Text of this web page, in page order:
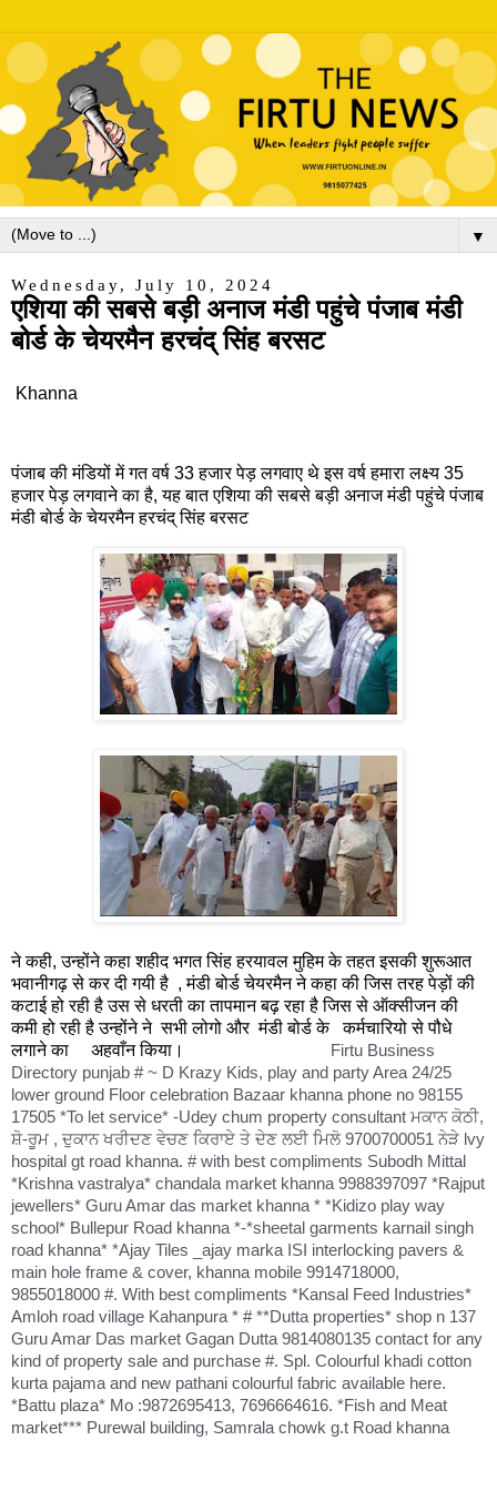
▼
Wednesday, July 10, 2024
एशिया की सबसे बड़ी अनाज मंडी पहुंचे पंजाब मंडी
बोर्ड के चेयरमैन हरचंद् सिंह बरसट
Khanna
पंजाब की मंडियों में गत वर्ष 33 हजार पेड़ लगवाए थे इस वर्ष हमारा लक्ष्य 35
हजार पेड़ लगवाने का है, यह बात एशिया की सबसे बड़ी अनाज मंडी पहुंचे पंजाब
मंडी बोर्ड के चेयरमैन हरचंद् सिंह बरसट
ने कही, उन्होंने कहा शहीद भगत सिंह हरयावल मुहिम के तहत इसकी शुरूआत
भवानीगढ़ से कर दी गयी है , मंडी बोर्ड चेयरमैन ने कहा की जिस तरह पेड़ों की
कटाई हो रही है उस से धरती का तापमान बढ़ रहा है जिस से ऑक्सीजन की
कमी हो रही है उन्होंने ने सभी लोगो और मंडी बोर्ड के कर्मचारियो से पौधे
लगाने का अहवाँन किया। Firtu Business
Directory punjab # ~ D Krazy Kids, play and party Area 24/25
lower ground Floor celebration Bazaar khanna phone no 98155
17505 *To let service* -Udey chum property consultant ਮਕਾਨ ਕੋਠੀ,
ਸ਼ੋ-ਰੂਮ , ਦੁਕਾਨ ਖਰੀਦਣ ਵੇਚਣ ਕਿਰਾਏ ਤੇ ਦੇਣ ਲਈ ਮਿਲੋ 9700700051 ਨੇੜੇ lvy
hospital gt road khanna. # with best compliments Subodh Mittal
*Krishna vastralya* chandala market khanna 9988397097 *Rajput
jewellers* Guru Amar das market khanna * *Kidizo play way
school* Bullepur Road khanna *-*sheetal garments karnail singh
road khanna* *Ajay Tiles _ajay marka ISI interlocking pavers &
main hole frame & cover, khanna mobile 9914718000,
9855018000 #. With best compliments *Kansal Feed Industries*
Amloh road village Kahanpura * # **Dutta properties* shop n 137
Guru Amar Das market Gagan Dutta 9814080135 contact for any
kind of property sale and purchase #. Spl. Colourful khadi cotton
kurta pajama and new pathani colourful fabric available here.
*Battu plaza* Mo :9872695413, 7696664616. *Fish and Meat
market*** Purewal building, Samrala chowk g.t Road khanna